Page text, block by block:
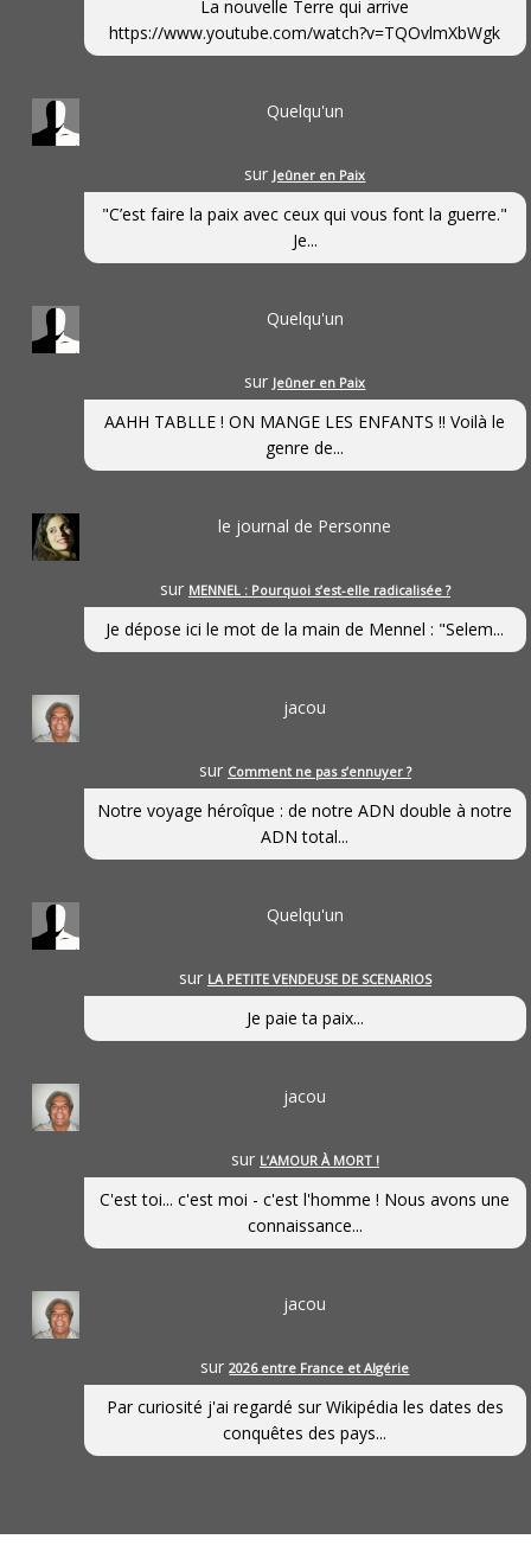
La nouvelle Terre qui arrive
https://www.youtube.com/watch?v=TQOvlmXbWgk
Quelqu'un
sur Jeûner en Paix
"C’est faire la paix avec ceux qui vous font la guerre."
Je...
Quelqu'un
sur Jeûner en Paix
AAHH TABLLE ! ON MANGE LES ENFANTS !! Voilà le
genre de...
le journal de Personne
sur MENNEL : Pourquoi s’est-elle radicalisée ?
Je dépose ici le mot de la main de Mennel : "Selem...
jacou
sur Comment ne pas s’ennuyer ?
Notre voyage héroîque : de notre ADN double à notre
ADN total...
Quelqu'un
sur LA PETITE VENDEUSE DE SCENARIOS
Je paie ta paix...
jacou
sur L’AMOUR À MORT !
C'est toi... c'est moi - c'est l'homme ! Nous avons une
connaissance...
jacou
sur2026 entre France et Algérie
Par curiosité j'ai regardé sur Wikipédia les dates des
conquêtes des pays...